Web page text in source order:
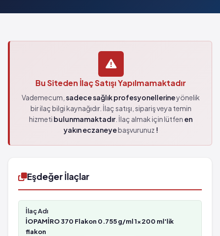
Bu Siteden İlaç Satışı Yapılmamaktadır
Vademecum, sadece sağlık profesyonellerineyönelik
bir ilaç bilgi kaynağıdır. İlaç satışı, sipariş veya temin
hizmeti bulunmamaktadır. İlaç almak için lütfen en
yakın eczaneyebaşvurunuz !
Eşdeğer İlaçlar
İOPAMİRO 370 Flakon 0.755 g/ml 1x200 ml'lik
flakon